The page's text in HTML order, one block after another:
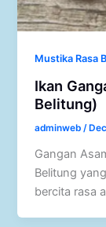
Mustika Rasa
Ikan
Belitung)
adminweb /
Gangan
Belitung
bercita rasa